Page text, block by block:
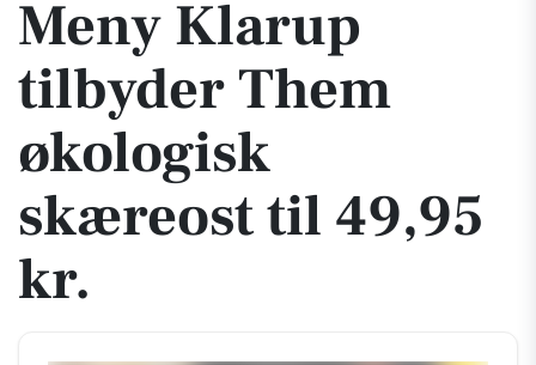
Meny Klarup
tilbyder Them
økologisk
skæreost til 49,95
kr.